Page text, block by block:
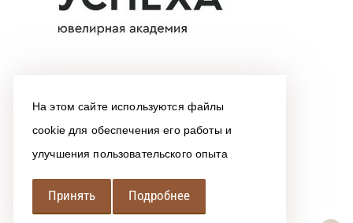
На этом сайте используются файлы
cookie для обеспечения его работы и
улучшения пользовательского опыта
Принять Подробнее